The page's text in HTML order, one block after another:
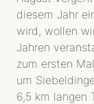
diesem Jahr
wird, wollen
Jahren
zum ersten
um
6,5 km langen